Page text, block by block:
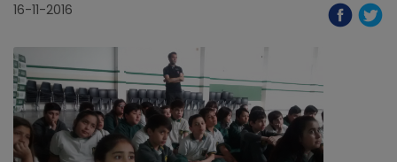
16-11-2016